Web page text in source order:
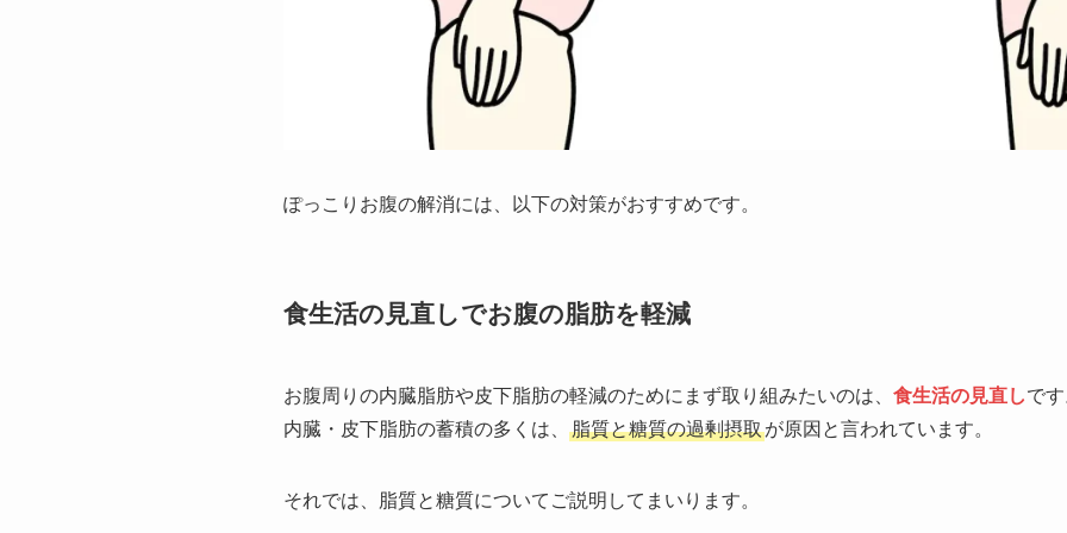
ぽっこりお腹の解消には、以下の対策がおすすめです。
食生活の見直しでお腹の脂肪を軽減
お腹周りの内臓脂肪や皮下脂肪の軽減のためにまず取り組みたいのは、 食生活の見直しで
内臓・皮下脂肪の蓄積の多くは、
脂質と糖質の過剰摂取が原因と言われています。
それでは、脂質と糖質についてご説明してまいります。